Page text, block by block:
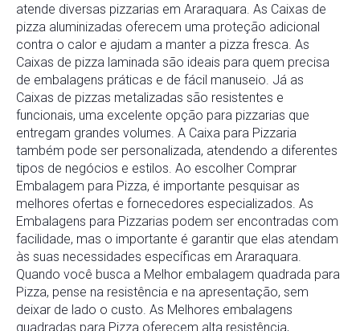
atende diversas pizzarias em Araraquara. As Caixas de
pizza aluminizadas oferecem uma proteção adicional
contra o calor e ajudam a manter a pizza fresca. As
Caixas de pizza laminada são ideais para quem precisa
de embalagens práticas e de fácil manuseio. Já as
Caixas de pizzas metalizadas são resistentes e
funcionais, uma excelente opção para pizzarias que
entregam grandes volumes. A Caixa para Pizzaria
também pode ser personalizada, atendendo a diferentes
tipos de negócios e estilos. Ao escolher Comprar
Embalagem para Pizza, é importante pesquisar as
melhores ofertas e fornecedores especializados. As
Embalagens para Pizzarias podem ser encontradas com
facilidade, mas o importante é garantir que elas atendam
às suas necessidades específicas em Araraquara.
Quando você busca a Melhor embalagem quadrada para
Pizza, pense na resistência e na apresentação, sem
deixar de lado o custo. As Melhores embalagens
quadradas para Pizza oferecem alta resistência,